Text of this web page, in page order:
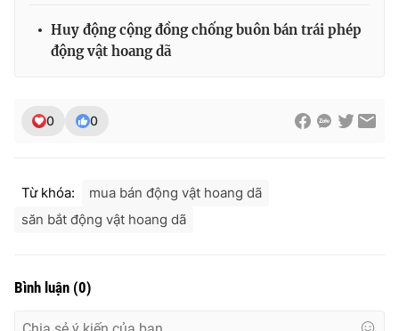
VTV4 Vươn mình bằng AI
Liên hệ tòa soạn
Theo dõi báo trên
Huy động cộng đồng chống buôn bán trái phép
động vật hoang dã
0 0
Từ khóa:
mua bán động vật hoang dã
săn bắt động vật hoang dã
Bình luận (0)